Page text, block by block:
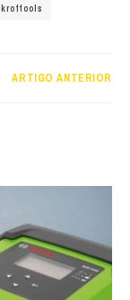
kroftools
ARTIGO ANTERIOR